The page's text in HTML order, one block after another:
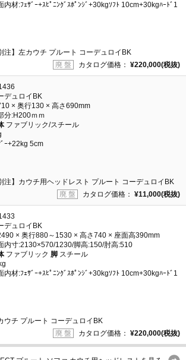
内材:ﾌｪｻﾞｰ+ｽﾋﾟﾆﾝｸﾞｽﾎﾟﾝｼﾞ+30kgｿﾌﾄ 10cm+30kgﾊｰﾄﾞ1
注】左カウチ プルート コーデュロイBK
廃 盤
カタログ価格： ¥220,000(税抜)
デュロイBK
× 奥行130 × 高さ690mm
分:H200ｍｍ
ファブリック/スチール
ﾞｰ+22kg 5cm
注】カウチ用ヘッドレスト プルート コーデュロイBK
廃 盤
カタログ価格： ¥11,000(税抜)
デュロイBK
× 奥行880～1530 × 高さ740 × 座面高390mm
内寸:2130×570/1230/脚高:150/肘高:510
ファブリック 脚 スチール
内材:ﾌｪｻﾞｰ+ｽﾋﾟﾆﾝｸﾞｽﾎﾟﾝｼﾞ+30kgｿﾌﾄ 10cm+30kgﾊｰﾄﾞ1
ウチ プルート コーデュロイBK
廃 盤
カタログ価格： ¥220,000(税抜)